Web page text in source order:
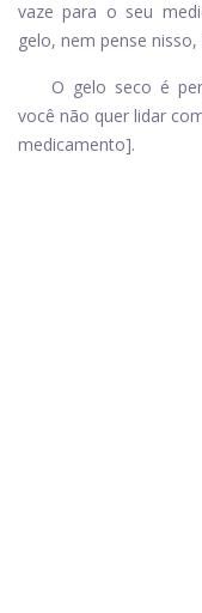
vaze para o seu
gelo, nem pense
O gelo seco é
você não quer lidar
medicamento].